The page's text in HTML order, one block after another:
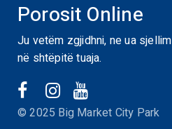
Porosit Online
Ju vetëm zgjidhni, ne ua sjellim
në shtëpitë tuaja.
© 2025 Big Market City Park